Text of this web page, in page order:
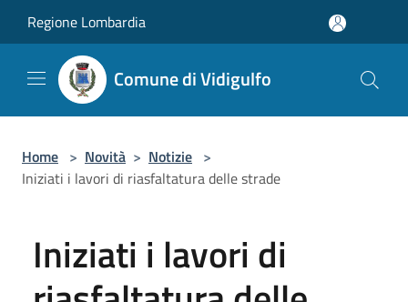
Regione Lombardia
Comune di Vidigulfo
Home > Novità > Notizie >
Iniziati i lavori di riasfaltatura delle strade
Iniziati i lavori di